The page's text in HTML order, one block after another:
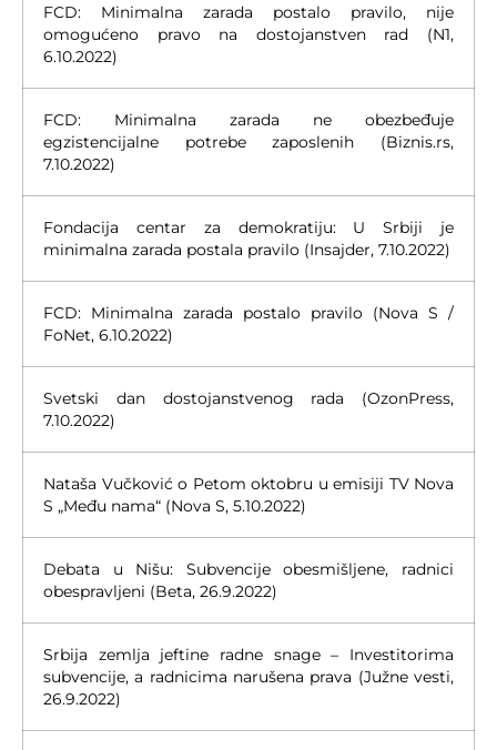
FCD: Minimalna zarada postalo pravilo, nije
omogućeno pravo na dostojanstven rad (N1,
6.10.2022)
FCD: Minimalna zarada ne obezbeđuje
egzistencijalne potrebe zaposlenih (Biznis.rs,
7.10.2022)
Fondacija centar za demokratiju: U Srbiji je
minimalna zarada postala pravilo (Insajder, 7.10.2022)
FCD: Minimalna zarada postalo pravilo (Nova S /
FoNet, 6.10.2022)
Svetski dan dostojanstvenog rada (OzonPress,
7.10.2022)
Nataša Vučković o Petom oktobru u emisiji TV Nova
S „Među nama“ (Nova S, 5.10.2022)
Debata u Nišu: Subvencije obesmišljene, radnici
obespravljeni (Beta, 26.9.2022)
Srbija zemlja jeftine radne snage – Investitorima
subvencije, a radnicima narušena prava (Južne vesti,
26.9.2022)